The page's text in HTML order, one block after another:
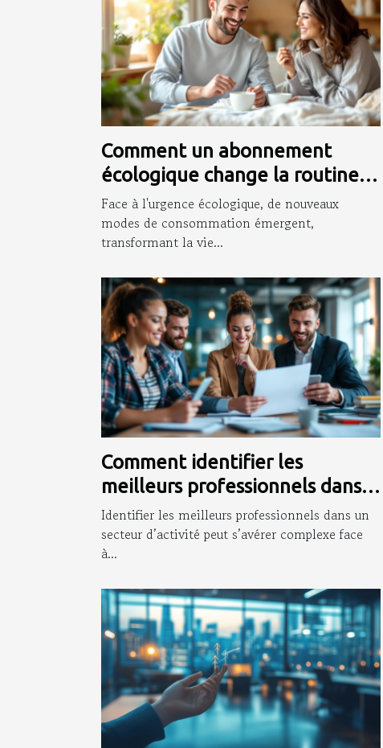
Comment un abonnement
écologique change la routine
des jeunes parents ?
Face à l'urgence écologique, de nouveaux
modes de consommation émergent,
transformant la vie...
Comment identifier les
meilleurs professionnels dans
votre domaine d'activité?
Identifier les meilleurs professionnels dans un
secteur d’activité peut s’avérer complexe face
à...